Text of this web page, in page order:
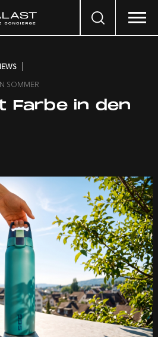
Search
SOMMER
Farbe in den